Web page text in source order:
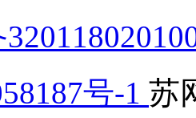
号-1 苏